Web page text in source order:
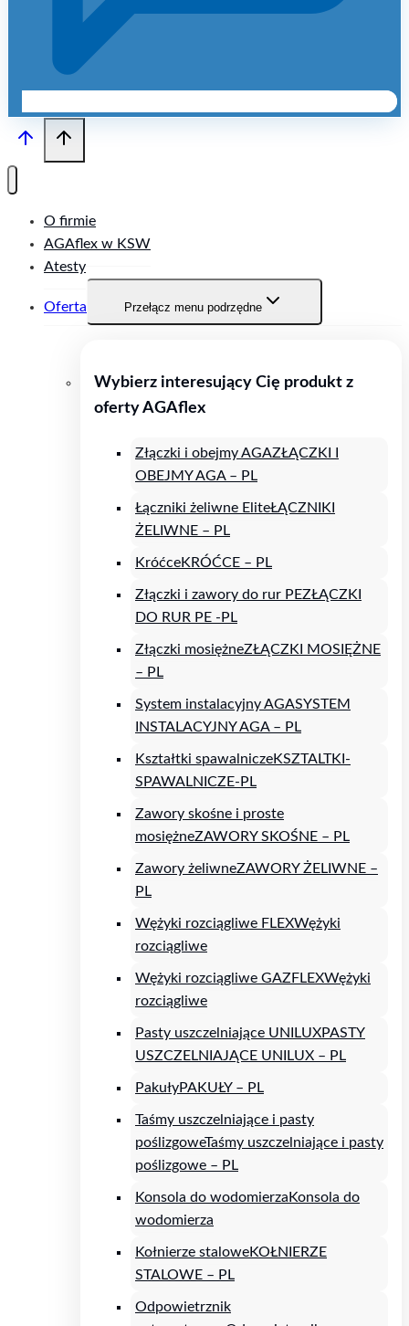
O firmie
AGAflex w KSW
Atesty
Oferta Przełącz menu podrzędne
Wybierz interesujący Cię produkt z
oferty AGAflex
Złączki i obejmy AGAZŁĄCZKI I
OBEJMY AGA – PL
Łączniki żeliwne EliteŁĄCZNIKI
ŻELIWNE – PL
KróćceKRÓĆCE – PL
Złączki i zawory do rur PEZŁĄCZKI
DO RUR PE -PL
Złączki mosiężneZŁĄCZKI MOSIĘŻNE
– PL
System instalacyjny AGASYSTEM
INSTALACYJNY AGA – PL
Kształtki spawalniczeKSZTALTKI-
SPAWALNICZE-PL
Zawory skośne i proste
mosiężneZAWORY SKOŚNE – PL
Zawory żeliwneZAWORY ŻELIWNE –
PL
Wężyki rozciągliwe FLEXWężyki
rozciągliwe
Wężyki rozciągliwe GAZFLEXWężyki
rozciągliwe
Pasty uszczelniające UNILUXPASTY
USZCZELNIAJĄCE UNILUX – PL
PakułyPAKUŁY – PL
Taśmy uszczelniające i pasty
poślizgoweTaśmy uszczelniające i pasty
poślizgowe – PL
Konsola do wodomierza Konsola do
wodomierza
Kołnierze staloweKOŁNIERZE
STALOWE – PL
Odpowietrznik